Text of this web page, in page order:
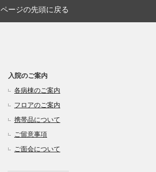
ページの先頭に戻る
入院のご案内
各病棟のご案内
フロアのご案内
携帯品について
ご留意事項
ご面会について